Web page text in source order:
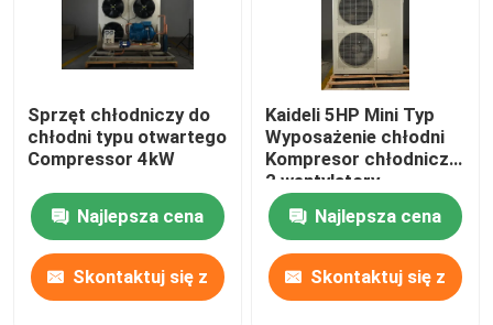
Sprzęt chłodniczy do
chłodni typu otwartego
Compressor 4kW
Najlepsza cena
Skontaktuj się z
Kaideli 5HP Mini Typ
Wyposażenie chłodni
Kompresor chłodniczy
2 wentylatory
Najlepsza cena
Skontaktuj się z